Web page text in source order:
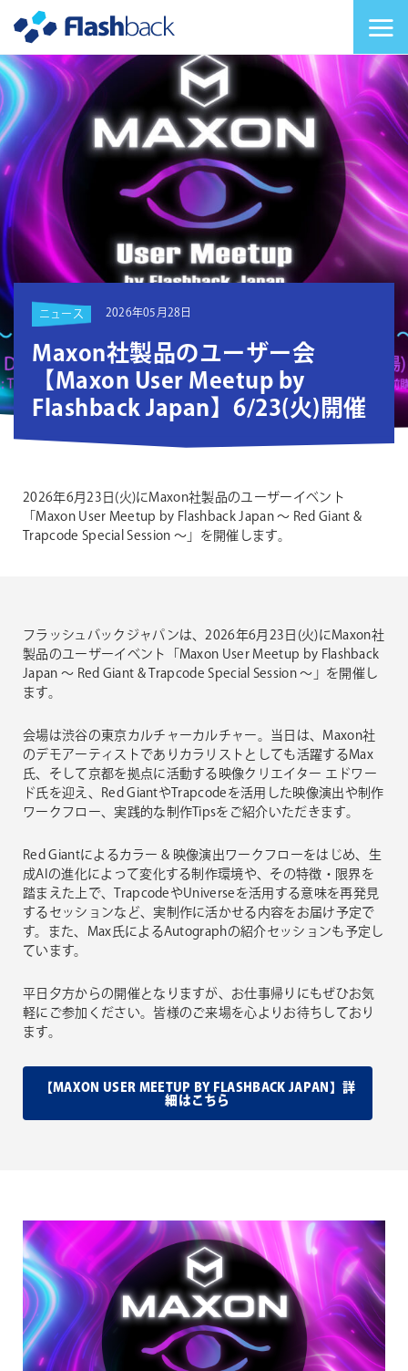
ニュース 2026年05月28日
Maxon社製品のユーザー会
【Maxon User Meetup by
Flashback Japan】6/23(火)開催
2026年6月23日(火)にMaxon社製品のユーザーイベント
「Maxon User Meetup by Flashback Japan 〜 Red Giant &
Trapcode Special Session 〜」を開催します。
フラッシュバックジャパンは、2026年6月23日(火)にMaxon社
製品のユーザーイベント「Maxon User Meetup by Flashback
Japan 〜 Red Giant & Trapcode Special Session 〜」を開催し
ます。
会場は渋谷の東京カルチャーカルチャー。当日は、Maxon社
のデモアーティストでありカラリストとしても活躍するMax
氏、そして京都を拠点に活動する映像クリエイター エドワー
ド氏を迎え、Red GiantやTrapcodeを活用した映像演出や制作
ワークフロー、実践的な制作Tipsをご紹介いただきます。
Red Giantによるカラー & 映像演出ワークフローをはじめ、生
成AIの進化によって変化する制作環境や、その特徴・限界を
踏まえた上で、TrapcodeやUniverseを活用する意味を再発見
するセッションなど、実制作に活かせる内容をお届け予定で
す。また、Max氏によるAutographの紹介セッションも予定し
ています。
平日夕方からの開催となりますが、お仕事帰りにもぜひお気
軽にご参加ください。皆様のご来場を心よりお待ちしており
ます。
【MAXON USER MEETUP BY FLASHBACK JAPAN】詳
細はこちら